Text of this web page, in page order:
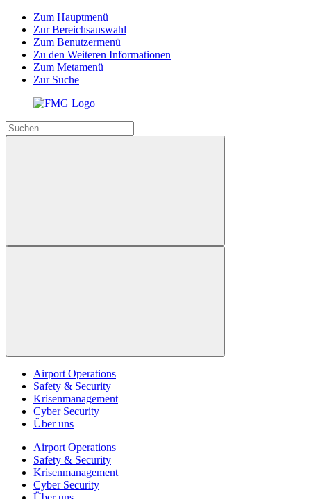
Zum Hauptmenü
Zur Bereichsauswahl
Zum Benutzermenü
Zu den Weiteren Informationen
Zum Metamenü
Zur Suche
Airport Operations
Safety & Security
Krisenmanagement
Cyber Security
Über uns
Airport Operations
Safety & Security
Krisenmanagement
Cyber Security